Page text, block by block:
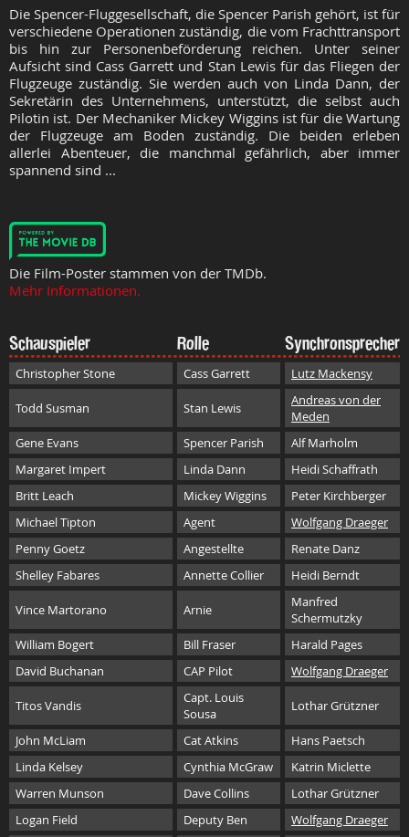
Die Spencer-Fluggesellschaft, die Spencer Parish gehört, ist für
verschiedene Operationen zuständig, die vom Frachttransport
bis hin zur Personenbeförderung reichen. Unter seiner
Aufsicht sind Cass Garrett und Stan Lewis für das Fliegen der
Flugzeuge zuständig. Sie werden auch von Linda Dann, der
Sekretärin des Unternehmens, unterstützt, die selbst auch
Pilotin ist. Der Mechaniker Mickey Wiggins ist für die Wartung
der Flugzeuge am Boden zuständig. Die beiden erleben
allerlei Abenteuer, die manchmal gefährlich, aber immer
spannend sind ...
Die Film-Poster stammen von der TMDb.
Mehr Informationen.
Schauspieler Rolle Synchronsprecher
Christopher Stone Cass Garrett Lutz Mackensy
Todd Susman Stan Lewis
Andreas von der
Meden
Gene Evans
Spencer Parish
Alf Marholm
Margaret Impert
Linda Dann
Heidi Schaffrath
Britt Leach
Mickey Wiggins
Peter Kirchberger
Michael Tipton
Agent
Wolfgang Draeger
Penny Goetz
Angestellte
Renate Danz
Shelley Fabares
Annette Collier Heidi Berndt
Vince Martorano Arnie
Manfred
Schermutzky
William Bogert
Bill Fraser
Harald Pages
David Buchanan
CAP Pilot Wolfgang Draeger
Titos Vandis
Capt. Louis
Sousa
Lothar Grützner
John McLiam Cat Atkins
Hans Paetsch
Linda Kelsey
Cynthia McGraw
Katrin Miclette
Warren Munson
Dave Collins
Lothar Grützner
Logan Field
Deputy Ben
Wolfgang Draeger